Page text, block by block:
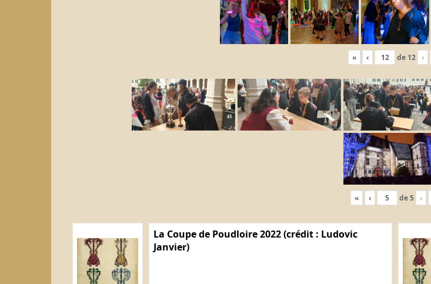
« ‹ de 12 ›
« ‹ de5 ›
La Coupe de Poudloire 2022 (crédit : Ludovic
Janvier)